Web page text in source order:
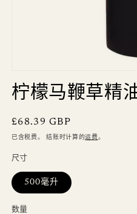
柠檬马鞭草精
常
规
£68.39 GBP
已含税费。 结账时计算的运费。
尺寸
500毫升
数
数量